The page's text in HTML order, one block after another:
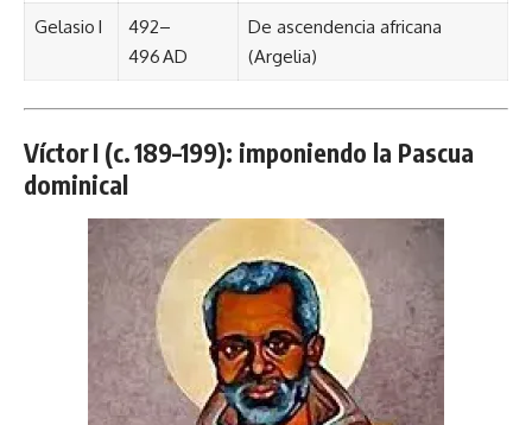
Gelasio I
492–
496 AD
De ascendencia africana
(Argelia)
Víctor I (c. 189–199): imponiendo la Pascua
dominical